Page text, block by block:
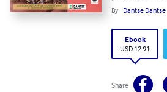
By Dantse Dantse
Ebook
USD 12.91
Share